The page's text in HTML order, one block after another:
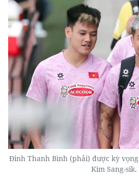
Đinh Thanh Bình (phải) được kỳ
Kim Sang-sik.